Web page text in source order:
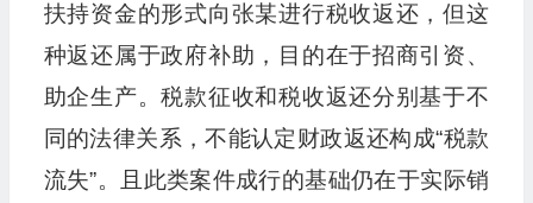
扶持资金的形式向张某进行税收返还，但这
种返还属于政府补助，目的在于招商引资、
助企生产。税款征收和税收返还分别基于不
同的法律关系，不能认定财政返还构成“税款
流失”。且此类案件成行的基础仍在于实际销